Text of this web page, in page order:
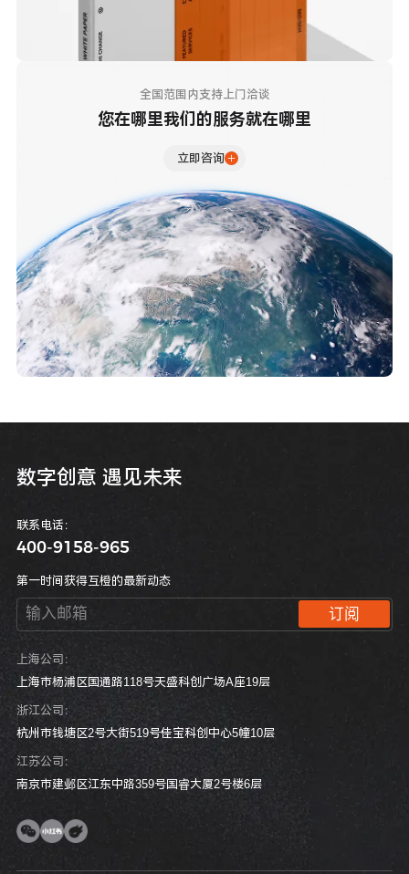
全国范围内支持上门洽谈
您在哪里我们的服务就在哪里
立即咨询
数字创 意 遇 见未来
联系电话：
400-9158-965
第一时间获得互橙的最新动态
订阅
上海公司：
上海市杨浦区国通路118号天盛科创广场A座19层
浙江公司：
杭州市钱塘区2号大街519号佳宝科创中心5幢10层
江苏公司：
南京市建邺区江东中路359号国睿大厦2号楼6层